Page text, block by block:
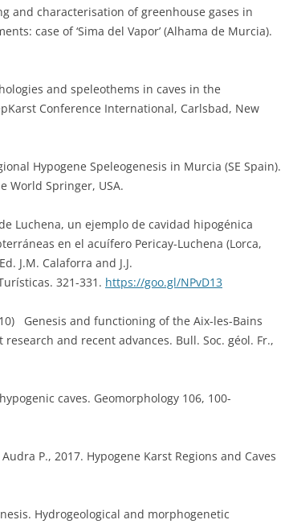
and characterisation of greenhouse gases in
case of ‘Sima del Vapor’ (Alhama de Murcia).
and speleothems in caves in the
Conference International, Carlsbad, New
Hypogene Speleogenesis in Murcia (SE Spain).
World Springer, USA.
Luchena, un ejemplo de cavidad hipogénica
en el acuífero Pericay-Luchena (Lorca,
J.M. Calaforra and J.J.
321-331. https://goo.gl/NPvD13
Genesis and functioning of the Aix-les-Bains
and recent advances. Bull. Soc. géol. Fr.,
caves. Geomorphology 106, 100-
P., 2017. Hypogene Karst Regions and Caves
Hydrogeological and morphogenetic